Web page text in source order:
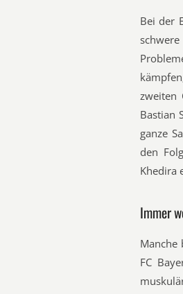
Bei der
zweiten
Bastian
ganze
den
Khedira
Immer
Manche
FC